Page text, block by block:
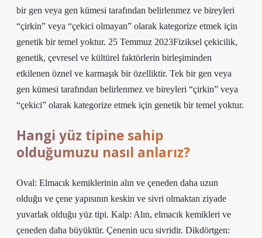
bir gen veya gen kümesi tarafından belirlenmez ve bireyleri
“çirkin” veya “çekici olmayan” olarak kategorize etmek için
genetik bir temel yoktur. 25 Temmuz 2023Fiziksel çekicilik,
genetik, çevresel ve kültürel faktörlerin birleşiminden
etkilenen öznel ve karmaşık bir özelliktir. Tek bir gen veya
gen kümesi tarafından belirlenmez ve bireyleri “çirkin” veya
“çekici” olarak kategorize etmek için genetik bir temel yoktur.
Hangi yüz tipine sahip
olduğumuzu nasıl anlarız?
Oval: Elmacık kemiklerinin alın ve çeneden daha uzun
olduğu ve çene yapısının keskin ve sivri olmaktan ziyade
yuvarlak olduğu yüz tipi. Kalp: Alın, elmacık kemikleri ve
çeneden daha büyüktür. Çenenin ucu sivridir. Dikdörtgen: